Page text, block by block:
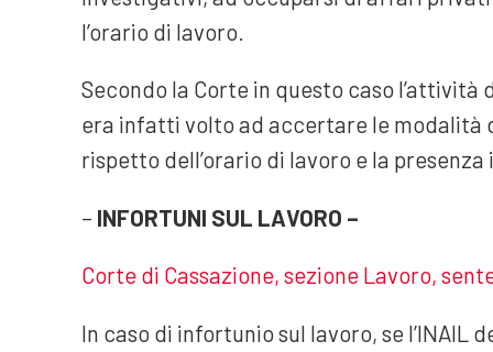
l’orario di lavoro.
Secondo la Corte in questo caso
era infatti volto ad accertare le modalità
rispetto dell’orario di lavoro e la
– INFORTUNI SUL LAVORO –
Corte di Cassazione, sezione Lavoro,
In caso di infortunio sul lavoro, se l’INAIL